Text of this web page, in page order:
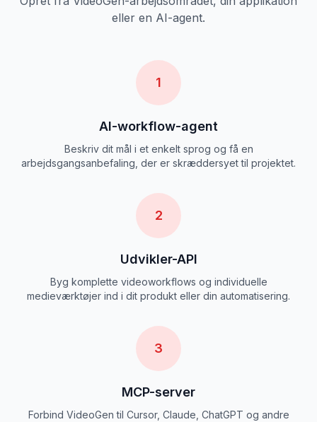
eller en AI-agent.
1
AI-workflow-agent
Beskriv dit mål i et enkelt sprog og få en
arbejdsgangsanbefaling, der er skræddersyet til projektet.
2
Udvikler-API
Byg komplette videoworkflows og individuelle
medieværktøjer ind i dit produkt eller din automatisering.
3
MCP-server
Forbind VideoGen til Cursor, Claude, ChatGPT og andre